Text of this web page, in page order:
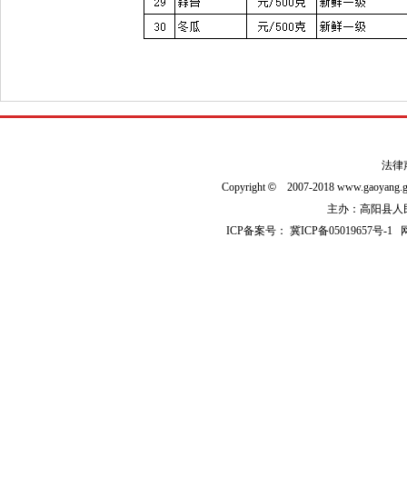
法律
Copyright© 2007-2018
主办：高阳县人
ICP备案号：冀ICP备05019657号-1